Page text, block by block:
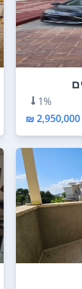
1%
2,950,000 ₪